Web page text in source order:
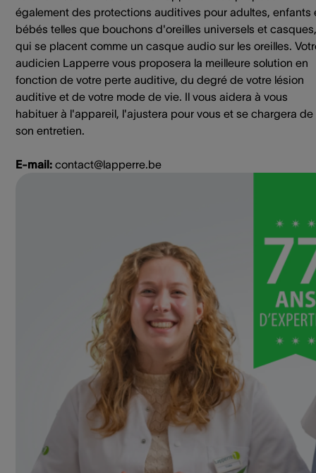
également des protections auditives pour adultes, enfants
bébés telles que bouchons d'oreilles universels et casques,
qui se placent comme un casque audio sur les oreilles.
audicien Lapperre vous proposera la meilleure solution en
fonction de votre perte auditive, du degré de votre lésion
auditive et de votre mode de vie. Il vous aidera à vous
habituer à l'appareil, l'ajustera pour vous et se chargera de
son entretien.
E-mail: contact@lapperre.be